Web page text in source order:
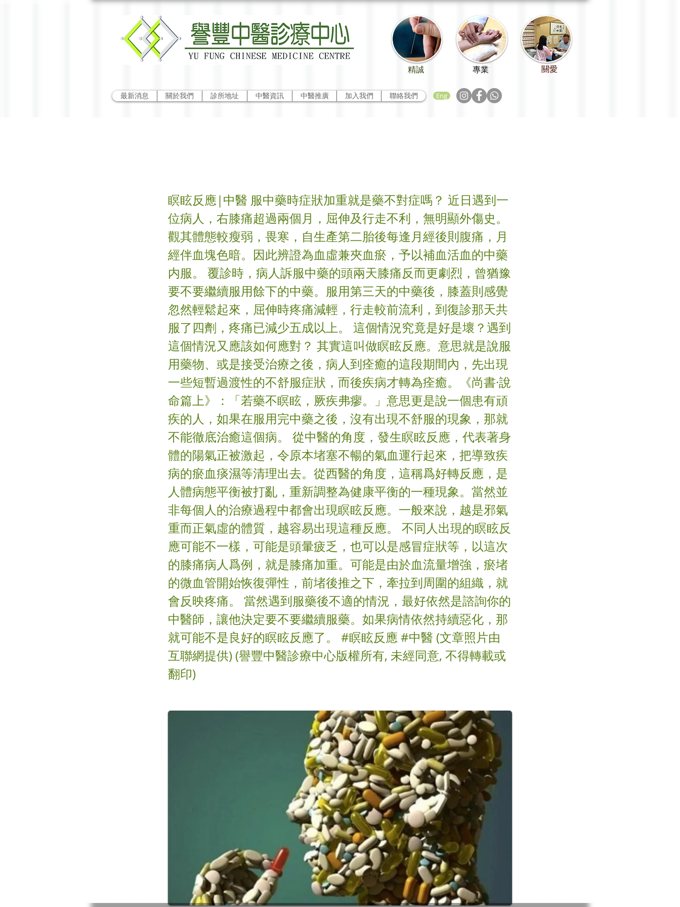
精誠
最新消息 關於我們 診所地址 中醫資訊 中醫推廣 加入我們 聯絡我們 Eng
專業 關愛
瞑眩反應|中醫 服中藥時症狀加重就是藥不對症嗎？ 近日遇到一
位病人，右膝痛超過兩個月，屈伸及行走不利，無明顯外傷史。
觀其體態較瘦弱，畏寒，自生產第二胎後每逢月經後則腹痛，月
經伴血塊色暗。因此辨證為血虛兼夾血瘀，予以補血活血的中藥
内服。 覆診時，病人訴服中藥的頭兩天膝痛反而更劇烈，曾猶豫
要不要繼續服用餘下的中藥。服用第三天的中藥後，膝蓋則感覺
忽然輕鬆起來，屈伸時疼痛減輕，行走較前流利，到復診那天共
服了四劑，疼痛已減少五成以上。 這個情況究竟是好是壞？遇到
這個情況又應該如何應對？ 其實這叫做瞑眩反應。意思就是說服
用藥物、或是接受治療之後，病人到痊癒的這段期間內，先出現
一些短暫過渡性的不舒服症狀，而後疾病才轉為痊癒。《尚書·說
命篇上》：「若藥不瞑眩，厥疾弗瘳。」意思更是說一個患有頑
疾的人，如果在服用完中藥之後，沒有出現不舒服的現象，那就
不能徹底治癒這個病。 從中醫的角度，發生瞑眩反應，代表著身
體的陽氣正被激起，令原本堵塞不暢的氣血運行起來，把導致疾
病的瘀血痰濕等清理出去。從西醫的角度，這稱爲好轉反應，是
人體病態平衡被打亂，重新調整為健康平衡的一種現象。當然並
非每個人的治療過程中都會出現瞑眩反應。一般來說，越是邪氣
重而正氣虛的體質，越容易出現這種反應。 不同人出現的瞑眩反
應可能不一樣，可能是頭暈疲乏，也可以是感冒症狀等，以這次
的膝痛病人爲例，就是膝痛加重。可能是由於血流量增強，瘀堵
的微血管開始恢復彈性，前堵後推之下，牽拉到周圍的組織，就
會反映疼痛。 當然遇到服藥後不適的情況，最好依然是諮詢你的
中醫師，讓他決定要不要繼續服藥。如果病情依然持續惡化，那
就可能不是良好的瞑眩反應了。 #瞑眩反應 #中醫 (文章照片由
互聯網提供) (譽豐中醫診療中心版權所有, 未經同意, 不得轉載或
翻印)